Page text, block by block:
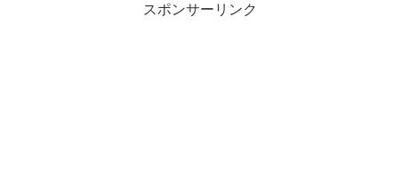
スポンサーリンク